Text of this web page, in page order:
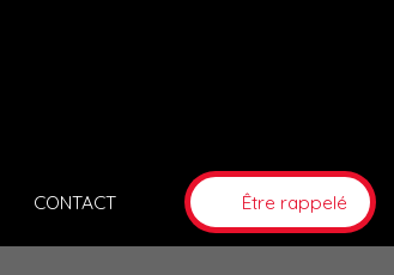
CONTACT Être rappelé